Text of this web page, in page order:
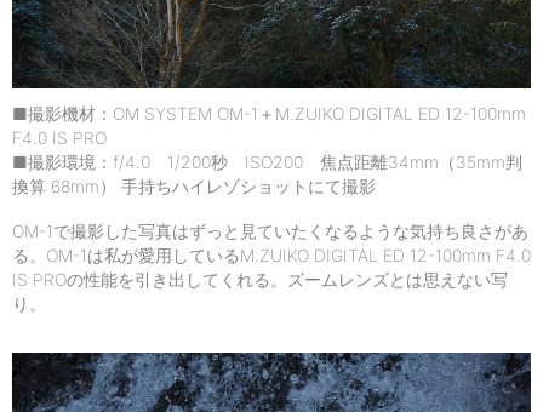
■撮影機材：OM SYSTEM OM-1＋M.ZUIKO DIGITAL ED 12-100mm
F4.0 IS PRO
■撮影環境：f/4.0 1/200秒 ISO200 焦点距離34mm（35mm判
換算 68mm） 手持ちハイレゾショットにて撮影
OM-1で撮影した写真はずっと見ていたくなるような気持ち良さがあ
る。OM-1は私が愛用しているM.ZUIKO DIGITAL ED 12-100mm F4.0
IS PROの性能を引き出してくれる。ズームレンズとは思えない写
り。